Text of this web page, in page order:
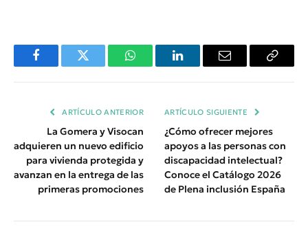
FacebookTwitter WhatsAppLinkedInEmail
Copiar
ARTÍCULO ANTERIOR
La Gomera y Visocan
adquieren un nuevo edificio
para vivienda protegida y
avanzan en la entrega de las
primeras promociones
ARTÍCULO SIGUIENTE
¿Cómo ofrecer mejores
apoyos a las personas con
discapacidad intelectual?
Conoce el Catálogo 2026
de Plena inclusión España